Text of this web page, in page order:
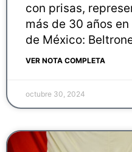
con prisas,
más de 30 años
de México:
VER NOTA COMPLETA
octubre 30, 2024